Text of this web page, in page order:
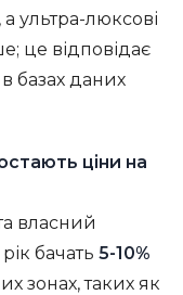
, а ультра-люксові
це відповідає
базах даних
ціни на
власний
бачать 5-10%
зонах, таких як